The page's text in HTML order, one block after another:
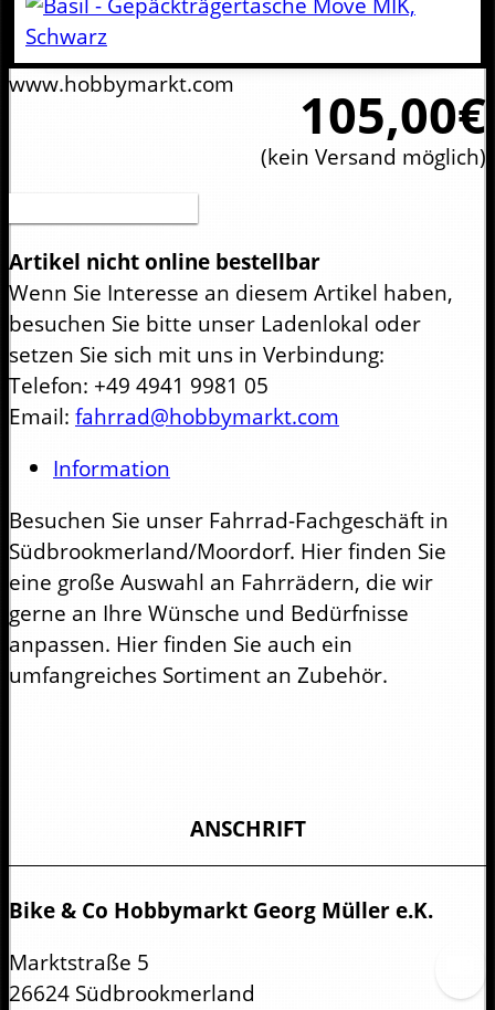
www.hobbymarkt.com 105,00€
(kein Versand möglich)
Artikel nicht online bestellbar
Wenn Sie Interesse an diesem Artikel haben,
besuchen Sie bitte unser Ladenlokal oder
setzen Sie sich mit uns in Verbindung:
Telefon: +49 4941 9981 05
Email: fahrrad@hobbymarkt.com
Information
Besuchen Sie unser Fahrrad-Fachgeschäft in
Südbrookmerland/Moordorf. Hier finden Sie
eine große Auswahl an Fahrrädern, die wir
gerne an Ihre Wünsche und Bedürfnisse
anpassen. Hier finden Sie auch ein
umfangreiches Sortiment an Zubehör.
ANSCHRIFT
Bike & Co Hobbymarkt Georg Müller e.K.
Marktstraße 5
26624 Südbrookmerland